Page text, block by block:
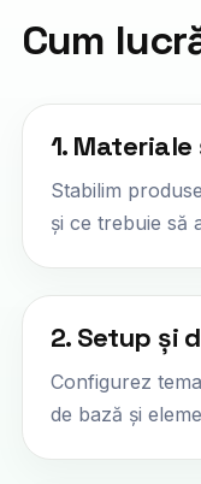
Cum
1.
Stabilim
și ce trebuie să
2. Setup și
Configurez
de bază și